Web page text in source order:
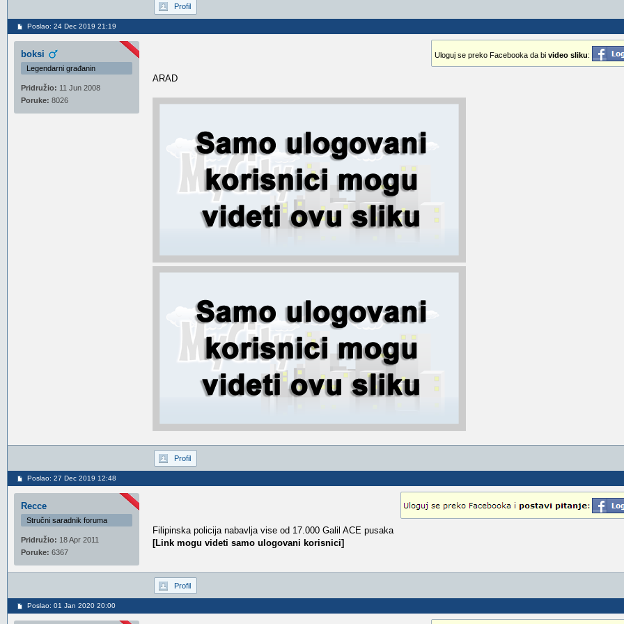
Profil
Poslao: 24 Dec 2019 21:19
boksi
Legendarni građanin
Pridružio: 11 Jun 2008
Poruke: 8026
Uloguj se preko Facebooka da bi video sliku:
ARAD
Profil
Poslao: 27 Dec 2019 12:48
Recce
Stručni saradnik foruma
Pridružio: 18 Apr 2011
Poruke: 6367
Filipinska policija nabavlja vise od 17.000 Galil ACE pusaka
[Link mogu videti samo ulogovani korisnici]
Profil
Poslao: 01 Jan 2020 20:00